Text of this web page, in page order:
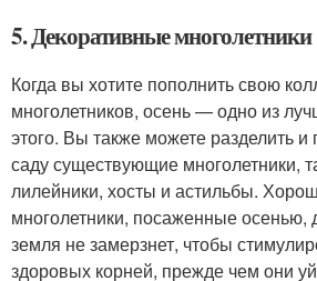
5. Декоративные многолетники
Когда вы хотите пополнить свою
многолетников, осень — одно из
этого. Вы также можете разделить и
саду существующие многолетники,
лилейники, хосты и астильбы.
многолетники, посаженные осенью,
земля не замерзнет, ​​чтобы
здоровых корней, прежде чем они